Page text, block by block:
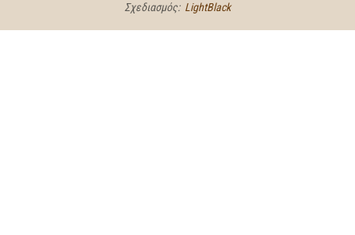
Σχεδιασμός: LightBlack